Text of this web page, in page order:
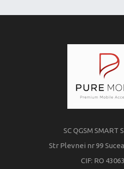
SC QGSM SMART
Str Plevnei nr 99
CIF: RO